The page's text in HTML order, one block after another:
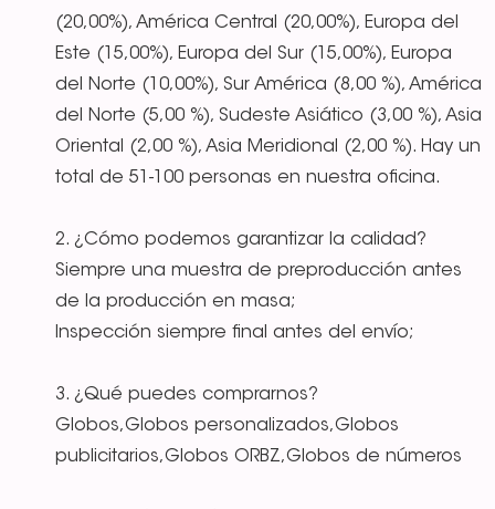
(20,00%), América Central (20,00%), Europa del
Este (15,00%), Europa del Sur (15,00%), Europa
del Norte (10,00%), Sur América (8,00 %), América
del Norte (5,00 %), Sudeste Asiático (3,00 %), Asia
Oriental (2,00 %), Asia Meridional (2,00 %). Hay un
total de 51-100 personas en nuestra oficina.
2. ¿Cómo podemos garantizar la calidad?
Siempre una muestra de preproducción antes
de la producción en masa;
Inspección siempre final antes del envío;
3. ¿Qué puedes comprarnos?
Globos,Globos personalizados,Globos
publicitarios,Globos ORBZ,Globos de números